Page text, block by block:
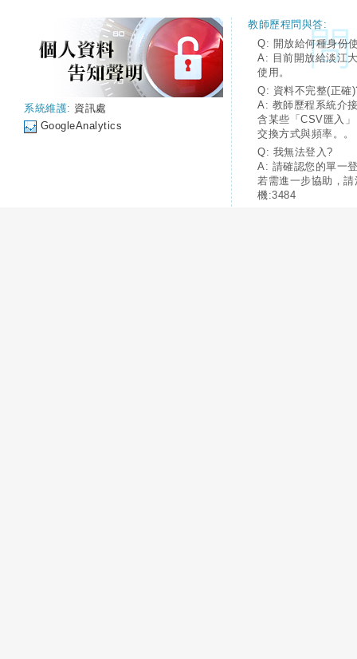
系統維護: 資訊處
GoogleAnalytics
教師歷程問與答:
Q: 開放給何種身份
A: 目前開放給淡江
使用。
Q: 資料不完整(正確
A: 教師歷程系統介
含某些「CSV匯入
交換方式與頻率。。
Q: 我無法登入?
A: 請確認您的單一
若需進一步協助，
機:3484